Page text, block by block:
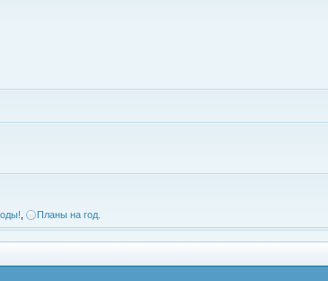
Планы на год.